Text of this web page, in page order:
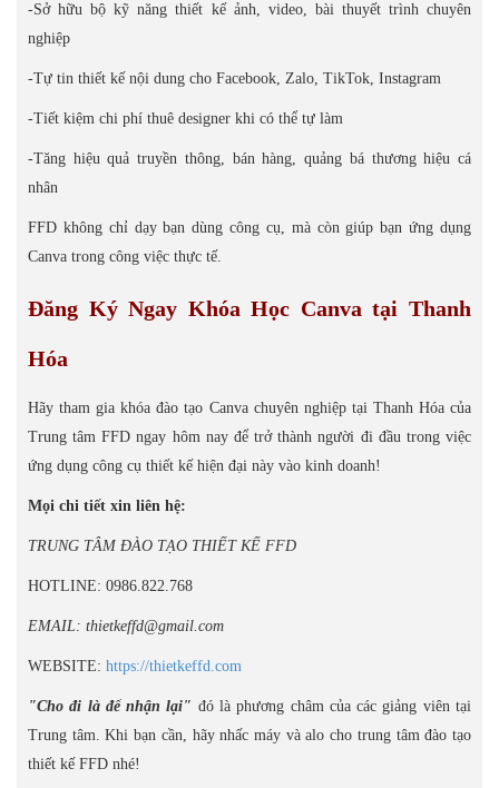
-Sở hữu bộ kỹ năng thiết kế ảnh, video, bài thuyết trình chuyên
nghiệp
-Tự tin thiết kế nội dung cho Facebook, Zalo, TikTok, Instagram
-Tiết kiệm chi phí thuê designer khi có thể tự làm
-Tăng hiệu quả truyền thông, bán hàng, quảng bá thương hiệu cá
nhân
FFD không chỉ dạy bạn dùng công cụ, mà còn giúp bạn ứng dụng
Canva trong công việc thực tế.
Đăng Ký Ngay Khóa Học Canva tại Thanh
Hóa
Hãy tham gia khóa đào tạo Canva chuyên nghiệp tại Thanh Hóa của
Trung tâm FFD ngay hôm nay để trở thành người đi đầu trong việc
ứng dụng công cụ thiết kế hiện đại này vào kinh doanh!
Mọi chi tiết xin liên hệ:
TRUNG TÂM ĐÀO TẠO THIẾT KẾ FFD
HOTLINE: 0986.822.768
EMAIL: thietkeffd@gmail.com
WEBSITE: https://thietkeffd.com
"Cho đi là để nhận lại" đó là phương châm của các giảng viên tại
Trung tâm. Khi bạn cần, hãy nhấc máy và alo cho trung tâm đào tạo
thiết kế FFD nhé!